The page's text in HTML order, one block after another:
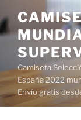
al
contenido
Camiseta
España 2022
Envío gratis